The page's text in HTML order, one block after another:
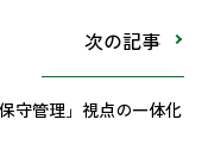
次の記事
守管理」視点の一体化